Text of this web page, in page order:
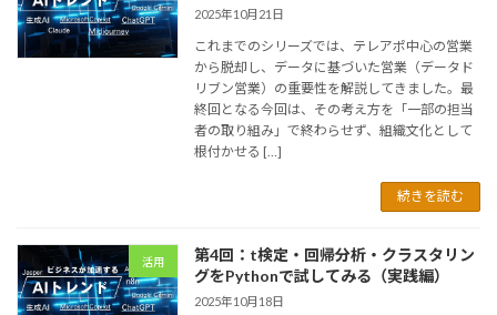
2025年10月21日
これまでのシリーズでは、テレアポ中心の営業
から脱却し、データに基づいた営業（データド
リブン営業）の重要性を解説してきました。最
終回となる今回は、その考え方を「一部の担当
者の取り組み」で終わらせず、組織文化として
根付かせる […]
続きを読む
活用
第4回：t検定・回帰分析・クラスタリン
グをPythonで試してみる（実践編）
2025年10月18日